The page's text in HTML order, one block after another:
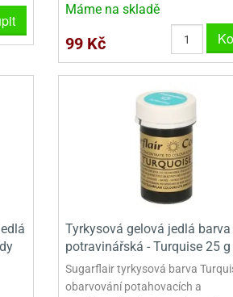
Máme na skladě
99 Kč
Tyrkysová gelová jedlá barva
potravinářská - Turquise 25 g
Sugarflair tyrkysová barva
obarvování potahovacích a